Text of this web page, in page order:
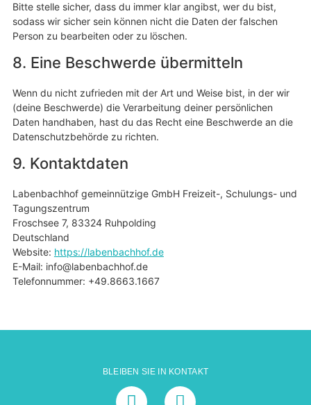
Bitte stelle sicher, dass du immer klar angibst, wer du bist,
sodass wir sicher sein können nicht die Daten der falschen
Person zu bearbeiten oder zu löschen.
8. Eine Beschwerde übermitteln
Wenn du nicht zufrieden mit der Art und Weise bist, in der wir
(deine Beschwerde) die Verarbeitung deiner persönlichen
Daten handhaben, hast du das Recht eine Beschwerde an die
Datenschutzbehörde zu richten.
9. Kontaktdaten
Labenbachhof gemeinnützige GmbH Freizeit-, Schulungs- und
Tagungszentrum
Froschsee 7, 83324 Ruhpolding
Deutschland
Website: https://labenbachhof.de
E-Mail: info@labenbachhof.de
Telefonnummer: +49.8663.1667
BLEIBEN SIE IN KONTAKT